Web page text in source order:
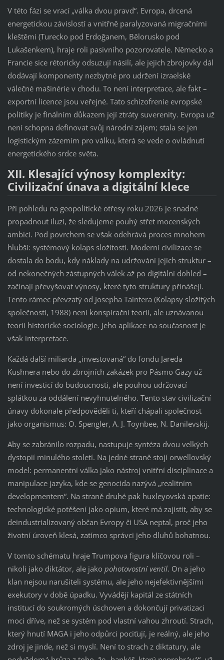
V této fázi se vrací „válka dvou pravd“. Evropa, drcená
energetickou závislostí a vnitřně paralyzovaná migračními
kleštěmi (Turecko pod Erdoğanem, Bělorusko pod
Lukašenkem), hraje roli pasivního pozorovatele. Německo a
Francie sice rétoricky odsuzují násilí, ale jejich zbrojovky dál
dodávají komponenty nezbytné pro udržení izraelské
válečné mašinérie v chodu. To není interpretace, ale fakt –
exportní licence jsou veřejné. Tato schizofrenie evropské
politiky je finálním důkazem její ztráty suverenity. Evropa už
není schopna definovat svůj národní zájem; stala se jen
logistickým zázemím pro válku, která se vede o ovládnutí
energetického srdce světa.
XII. Klesající výnosy komplexity:
Civilizační únava a digitální klece
Při pohledu na geopolitické otřesy roku 2026 je snadné
propadnout iluzi, že sledujeme pouhý střet mocenských
ambicí. Pod povrchem se však odehrává proces mnohem
hlubší: systémový kolaps složitosti. Moderní civilizace se
dostala do bodu, kdy náklady na udržování jejích struktur –
od nekonečných zástupných válek až po digitální dohled –
začínají převyšovat výnosy, které tyto struktury přinášejí.
Tento rámec převzatý od Josepha Taintera (Kolapsy složitých
společností, 1988) není konspirační teorií, ale uznávanou
teorií historické sociologie. Jeho aplikace na současnost je
však interpretace.
Každá další miliarda „investovaná“ do fondu Jareda
Kushnera nebo do zbrojních zakázek pro Pásmo Gazy už
není investicí do budoucnosti, ale pouhou udržovací
splátkou za oddálení nevyhnutelného. Tento stav civilizační
únavy dokonale předpověděli ti, kteří chápali společnost
jako organismus: O. Spengler, A. J. Toynbee, N. Danilevskij.
Aby se zabránilo rozpadu, nastupuje syntéza dvou velkých
dystopií minulého století. Na jedné straně stojí orwellovský
model: permanentní válka jako nástroj vnitřní disciplinace a
manipulace jazyka, kde se genocida nazývá „realitním
developmentem“. Na straně druhé pak huxleyovská apatie:
technologické potěšení jako opium, které má zajistit, aby se
deindustrializovaný občan Evropy či USA neptal, proč jeho
životní úroveň klesá, zatímco správci jeho dluhů bohatnou.
V tomto schématu hraje Trumpova figura klíčovou roli –
nikoli jako diktátor, ale jako pohotovostní ventil. On a jeho
klan nejsou narušiteli systému, ale jeho nejefektivnějšími
exekutory v době úpadku. Vyvádějí kapitál ze státních
institucí do soukromých úschoven a dokončují privatizaci
moci dříve, než se systém pod vlastní vahou zhroutí. Strach,
který hnutí MAGA i jeho odpůrci pociťují, je reálný, ale jeho
zdroj je jinde, než si myslí. Není to strach z diktatury, ale